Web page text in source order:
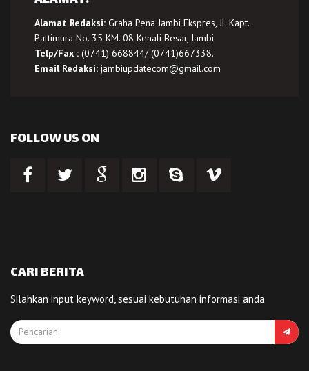
Alamat Redaksi: Graha Pena Jambi Ekspres, Jl. Kapt.
Pattimura No. 35 KM. 08 Kenali Besar, Jambi
Telp/Fax : (0741) 668844/ (0741)667338.
Email Redaksi: jambiupdatecom@gmail.com
FOLLOW US ON
CARI BERITA
Silahkan input keyword, sesuai kebutuhan informasi anda